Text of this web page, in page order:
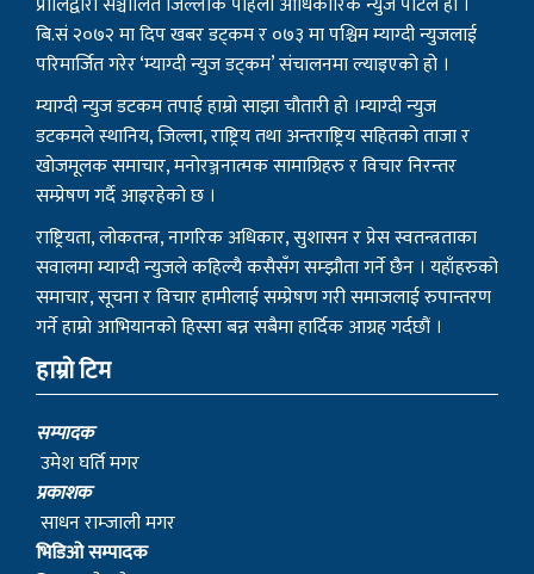
म्याग्दी न्युज डटकम तपाई हाम्रो साझा चौतारी हो ।म्याग्दी न्युज
डटकमले स्थानिय, जिल्ला, राष्ट्रिय तथा अन्तराष्ट्रिय सहितको ताजा र
खोजमूलक समाचार, मनोरञ्जनात्मक सामाग्रिहरु र विचार निरन्तर
सम्प्रेषण गर्दै आइरहेको छ ।
राष्ट्रियता, लोकतन्त्र, नागरिक अधिकार, सुशासन र प्रेस स्वतन्त्रताका
सवालमा म्याग्दी न्युजले कहिल्यै कसैसँग सम्झौता गर्ने छैन । यहाँहरुको
समाचार, सूचना र विचार हामीलाई सम्प्रेषण गरी समाजलाई रुपान्तरण
गर्ने हाम्रो आभियानको हिस्सा बन्न सबैमा हार्दिक आग्रह गर्दछौं ।
हाम्रो टिम
सम्पादक
उमेश घर्ति मगर
प्रकाशक
साधन राम्जाली मगर
भिडिओ सम्पादक
विशाल गोतामे
स‌ंवाददाता
धनिलाल गर्बुजा